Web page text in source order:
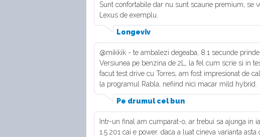
Sunt confortabile dar nu sunt scaune premium, se
Lexus de exemplu.
Longeviv
@mikkik - te ambalezi degeaba, 8.1 secunde
Versiunea pe benzina de 2L, la fel cum scrie si in
facut test drive cu Torres, am fost impresionat de
la programul Rabla, nefiind nici macar mild hybrid.
Pe drumul cel bun
Intr-un final am cumparat-o, ar trebui sa ajunga in
1.5 201 cai e power. daca a luat cineva varianta